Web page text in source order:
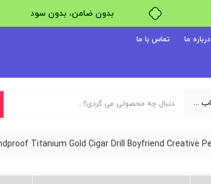
خرید قسطی با ترب‌پی
درباره ما تماس با ما
یک دسته‌بندی انتخاب کنید